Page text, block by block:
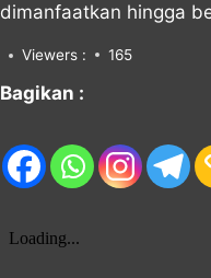
dimanfaatkan hingga
Viewers : 165
Bagikan :